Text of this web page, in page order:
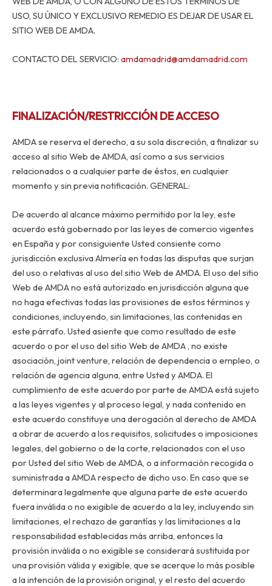
USO, SU ÚNICO Y EXCLUSIVO REMEDIO ES DEJAR DE USAR EL
SITIO WEB DE AMDA.
CONTACTO DEL SERVICIO: amdamadrid@amdamadrid.com
FINALIZACIÓN/RESTRICCIÓN DE ACCESO
AMDA se reserva el derecho, a su sola discreción, a finalizar su
acceso al sitio Web de AMDA, así como a sus servicios
relacionados o a cualquier parte de éstos, en cualquier
momento y sin previa notificación. GENERAL:
De acuerdo al alcance máximo permitido por la ley, este
acuerdo está gobernado por las leyes de comercio vigentes
en España y por consiguiente Usted consiente como
jurisdicción exclusiva Almería en todas las disputas que surjan
del uso o relativas al uso del sitio Web de AMDA. El uso del sitio
Web de AMDA no está autorizado en jurisdicción alguna que
no haga efectivas todas las provisiones de estos términos y
condiciones, incluyendo, sin limitaciones, las contenidas en
este párrafo. Usted asiente que como resultado de este
acuerdo o por el uso del sitio Web de AMDA , no existe
asociación, joint venture, relación de dependencia o empleo, o
relación de agencia alguna, entre Usted y AMDA. El
cumplimiento de este acuerdo por parte de AMDA está sujeto
a las leyes vigentes y al proceso legal, y nada contenido en
este acuerdo constituye una derogación al derecho de AMDA
a obrar de acuerdo a los requisitos, solicitudes o imposiciones
legales, del gobierno o de la corte, relacionados con el uso
por Usted del sitio Web de AMDA, o a información recogida o
suministrada a AMDA respecto de dicho uso. En caso que se
determinara legalmente que alguna parte de este acuerdo
fuera inválida o no exigible de acuerdo a la ley, incluyendo sin
limitaciones, el rechazo de garantías y las limitaciones a la
responsabilidad establecidas más arriba, entonces la
provisión inválida o no exigible se considerará sustituida por
una provisión válida y exigible, que se acerque lo más posible
a la intención de la provisión original, y el resto del acuerdo